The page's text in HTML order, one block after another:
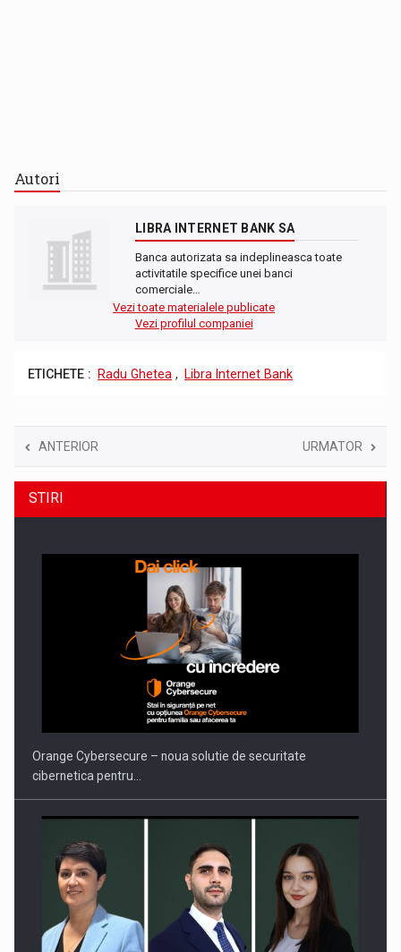
Autori
LIBRA INTERNET BANK SA
Banca autorizata sa indeplineasca toate
activitatile specifice unei banci
comerciale…
Vezi toate materialele publicate
Vezi profilul companiei
ETICHETE : Radu Ghetea , Libra Internet Bank
ANTERIOR URMATOR
STIRI
Orange Cybersecure – noua solutie de securitate
cibernetica pentru…